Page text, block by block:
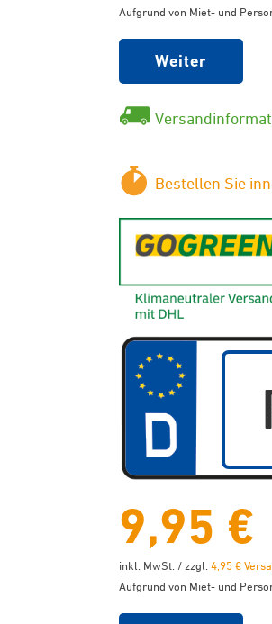
Aufgrund von Miet- und
Weiter
Bestellen Sie
9,95 €
inkl. MwSt. / zzgl. 4,95 €
Aufgrund von Miet- und